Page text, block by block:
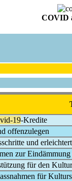
COVID
19-Kredite
offenzulegen
und
zur
für den
für